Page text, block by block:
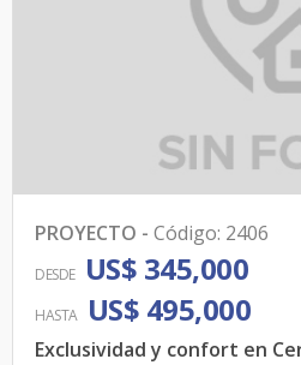
PROYECTO - Código: 2406
DESDE US$ 345,000
HASTA US$ 495,000